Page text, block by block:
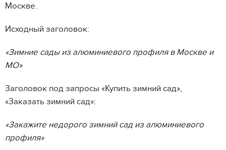
Москве.
Исходный заголовок:
«Зимние сады из алюминиевого профиля в Москве и
МО»
Заголовок под запросы «Купить зимний сад»,
«Заказать зимний сад»:
«Закажите недорого зимний сад из алюминиевого
профиля»